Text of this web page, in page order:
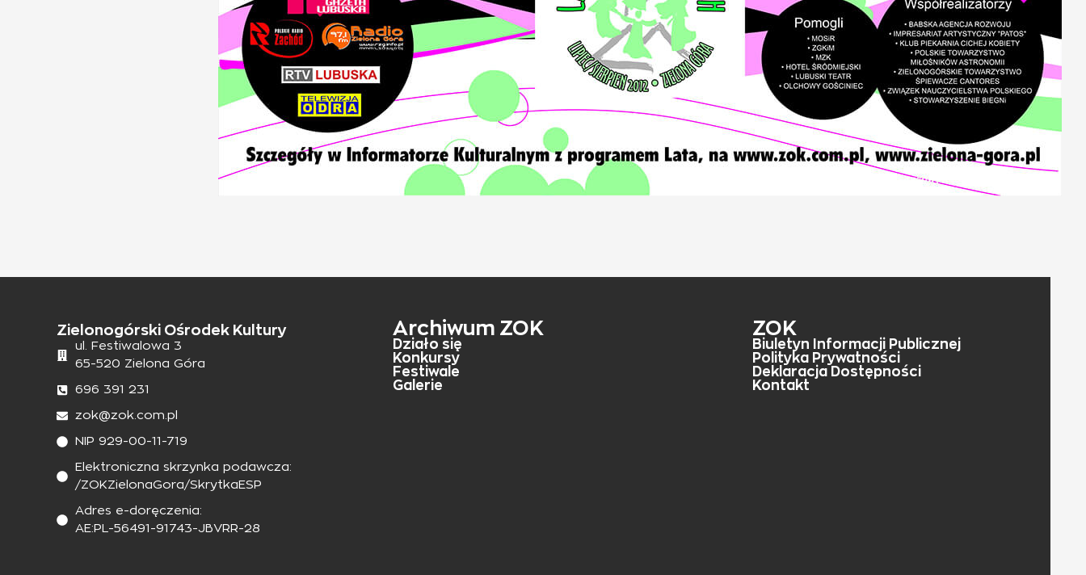
Zielonogórski Ośrodek Kultury
ul. Festiwalowa 3
65-520 Zielona Góra
696 391 231
zok@zok.com.pl
NIP 929-00-11-719
Elektroniczna skrzynka podawcza:
/ZOKZielonaGora/SkrytkaESP
Adres e-doręczenia:
AE:PL-56491-91743-JBVRR-28
Archiwum ZOK
Działo się
Konkursy
Festiwale
Galerie
ZOK
Biuletyn Informacji Publicznej
Polityka Prywatności
Deklaracja Dostępności
Kontakt